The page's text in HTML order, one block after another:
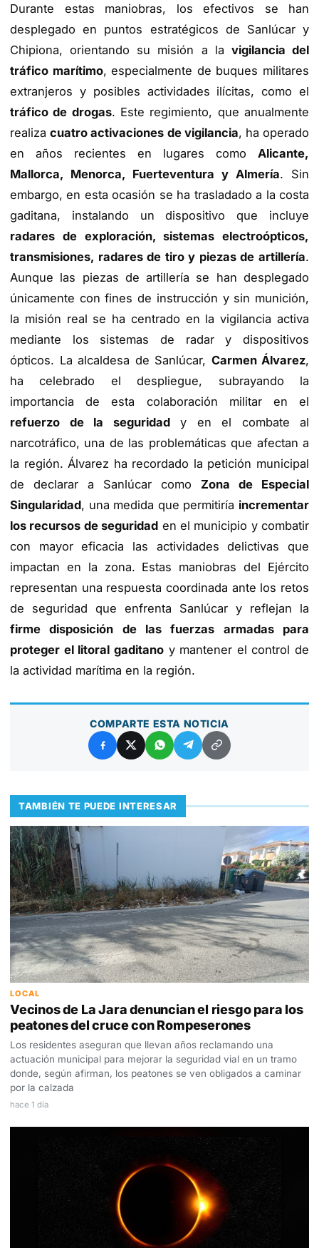
Durante estas maniobras, los efectivos se han
desplegado en puntos estratégicos de Sanlúcar y
Chipiona, orientando su misión a la vigilancia del
tráfico marítimo, especialmente de buques militares
extranjeros y posibles actividades ilícitas, como el
tráfico de drogas. Este regimiento, que anualmente
realizacuatro activaciones de vigilancia, ha operado
en años recientes en lugares como Alicante,
Mallorca, Menorca, Fuerteventura y Almería. Sin
embargo, en esta ocasión se ha trasladado a la costa
gaditana, instalando un dispositivo que incluye
radares de exploración, sistemas electroópticos,
transmisiones, radares de tiro y piezas de artillería.
Aunque las piezas de artillería se han desplegado
únicamente con fines de instrucción y sin munición,
la misión real se ha centrado en la vigilancia activa
mediante los sistemas de radar y dispositivos
ópticos. La alcaldesa de Sanlúcar, Carmen Álvarez,
ha celebrado el despliegue, subrayando la
importancia de esta colaboración militar en el
refuerzo de la seguridady en el combate al
narcotráfico, una de las problemáticas que afectan a
la región. Álvarez ha recordado la petición municipal
de declarar a Sanlúcar como Zona de Especial
Singularidad, una medida que permitiría incrementar
los recursos de seguridad en el municipio y combatir
con mayor eficacia las actividades delictivas que
impactan en la zona. Estas maniobras del Ejército
representan una respuesta coordinada ante los retos
de seguridad que enfrenta Sanlúcar y reflejan la
firme disposición de las fuerzas armadas para
proteger el litoral gaditanoy mantener el control de
la actividad marítima en la región.
COMPARTE ESTA NOTICIA
TAMBIÉN TE PUEDE INTERESAR
LOCAL
Vecinos de La Jara denuncian el riesgo para los
peatones del cruce con Rompeserones
Los residentes aseguran que llevan años reclamando una
actuación municipal para mejorar la seguridad vial en un tramo
donde, según afirman, los peatones se ven obligados a caminar
por la calzada
hace 1 día